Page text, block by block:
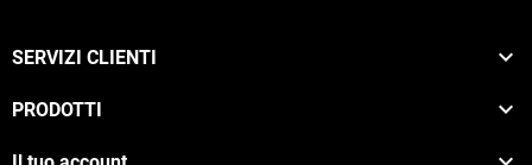
SERVIZI CLIENTI 
PRODOTTI 